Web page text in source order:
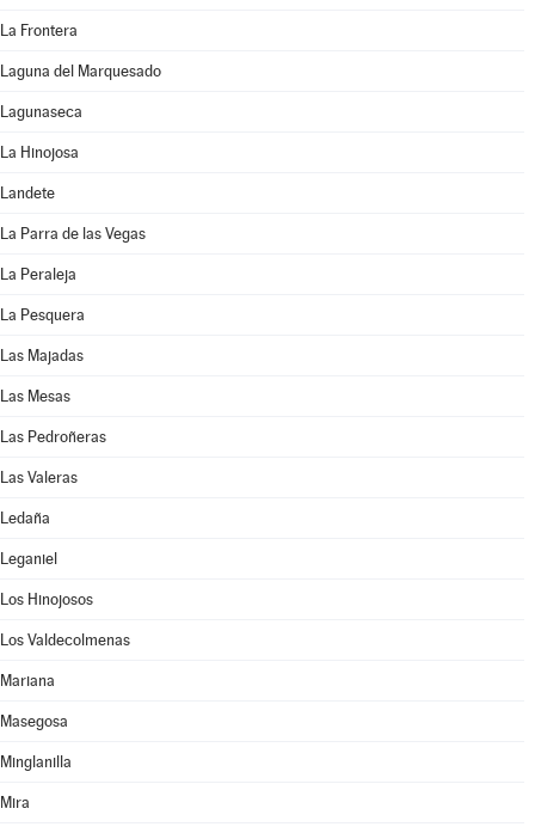
La Frontera
Laguna del Marquesado
Lagunaseca
La Hinojosa
Landete
La Parra de las Vegas
La Peraleja
La Pesquera
Las Majadas
Las Mesas
Las Pedroñeras
Las Valeras
Ledaña
Leganiel
Los Hinojosos
Los Valdecolmenas
Mariana
Masegosa
Minglanilla
Mira